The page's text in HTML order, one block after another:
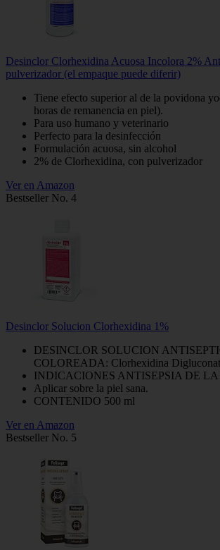
Desinclor Clorhexidina Acuosa Incolora 2%
pulverizador (el empaque puede diferir)
Tiene efecto superior al de la povidona
horas de remanencia en piel).
Para uso humano y veterinario
Perfecto para la desinfección
Formulación acuosa, sin alcohol
2% de Clorhexidina, con pulverizador
Ver en Amazon
Bestseller No. 4
Desinclor Solucion Clorhexidina 1%
DESINCLOR SOLUCION
COLOREADA: Clorhexidina
INDICACIONES ANTISEPSIA DE
Aplicar sobre la piel sana.
CONTENIDO 500 ml
Ver en Amazon
Bestseller No. 5